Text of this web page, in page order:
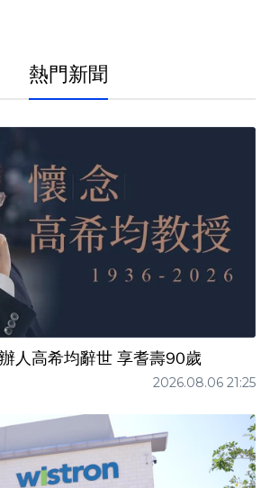
熱門新聞
人高希均辭世 享耆壽90歲
2026.08.06 21:25